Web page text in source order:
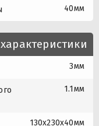
40мм
3мм
1.1мм
130x230x40мм